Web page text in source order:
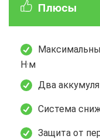
Плюсы
Н·м
Два
Система
Защита от